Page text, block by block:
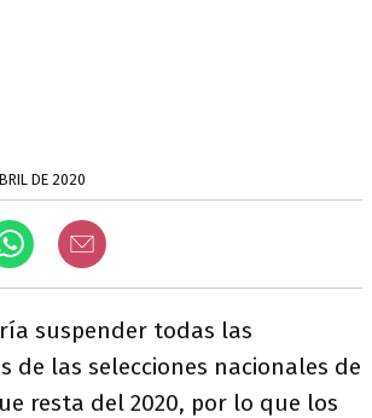
DE 2020
suspender todas las
de las selecciones nacionales de
resta del 2020, por lo que los